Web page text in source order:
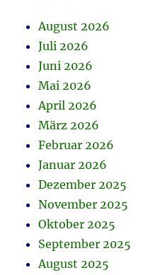
August 2026
Juli 2026
Juni 2026
Mai 2026
April 2026
März 2026
Februar 2026
Januar 2026
Dezember 2025
November 2025
Oktober 2025
September 2025
August 2025